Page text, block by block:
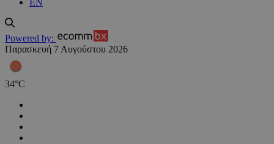
EN
Powered by:
Παρασκευή 7 Αυγούστου 2026
34°C